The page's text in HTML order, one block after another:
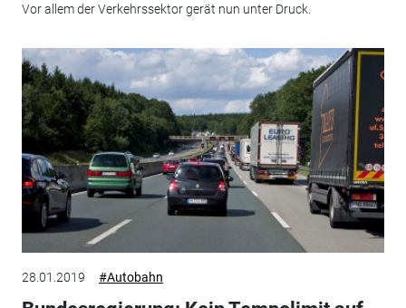
Vor allem der Verkehrssektor gerät nun unter Druck.
28.01.2019 #Autobahn